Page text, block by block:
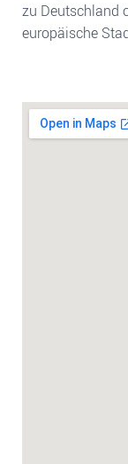
zu Deutschland
europäische